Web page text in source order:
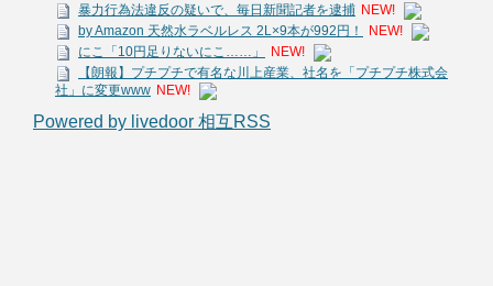
暴力行為法違反の疑いで、毎日新聞記者を逮捕 NEW!
by Amazon 天然水ラベルレス 2L×9本が992円！
NEW!
にこ「10円足りないにこ……」
NEW!
【朗報】プチプチで有名な川上産業、社名を「プチプチ株式会
社」に変更www NEW!
Powered by livedoor 相互RSS